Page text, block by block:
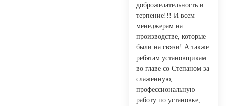
доброжелательность и
терпение!!! И всем
менеджерам на
производстве, которые
были на связи! А также
ребятам установщикам
во главе со Степаном за
слаженную,
профессиональную
работу по установке,